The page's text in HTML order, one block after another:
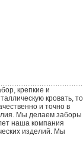
крепкие и
кровать, то
и точно в
Мы делаем заборы
наша компания
изделий. Мы